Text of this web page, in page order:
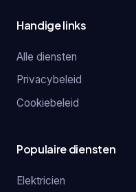
Handige links
Alle diensten
Privacybeleid
Cookiebeleid
Populaire diensten
Elektricien